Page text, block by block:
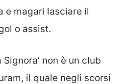
e magari lasciare il
o assist.
Signora’ non è un club
il quale negli scorsi